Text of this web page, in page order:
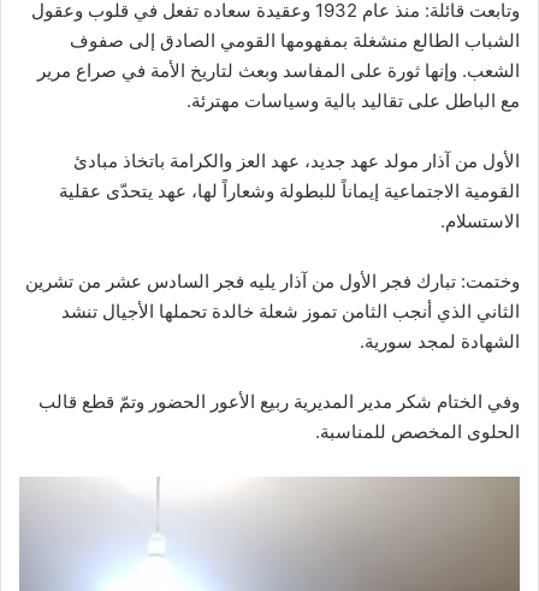
وتابعت قائلة: منذ عام 1932 وعقيدة سعاده تفعل في قلوب وعقول
الشباب الطالع منشغلة بمفهومها القومي الصادق إلى صفوف
الشعب. وإنها ثورة على المفاسد وبعث لتاريخ الأمة في صراع مرير
مع الباطل على تقاليد بالية وسياسات مهترئة.
الأول من آذار مولد عهد جديد، عهد العز والكرامة باتخاذ مبادئ
القومية الاجتماعية إيماناً للبطولة وشعاراً لها، عهد يتحدّى عقلية
الاستسلام.
وختمت: تبارك فجر الأول من آذار يليه فجر السادس عشر من تشرين
الثاني الذي أنجب الثامن تموز شعلة خالدة تحملها الأجيال تنشد
الشهادة لمجد سورية.
وفي الختام شكر مدير المديرية ربيع الأعور الحضور وتمّ قطع قالب
الحلوى المخصص للمناسبة.